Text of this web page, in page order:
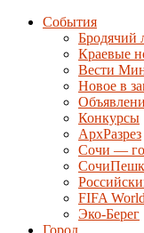
События
Бродячий
Краевые
Вести
Новое в
Конкурсы
АрхРазрез
Сочи —
FIFA
Эко-Берег
Город